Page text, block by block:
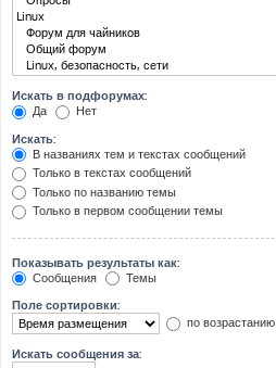
Искать в подфорумах:
Да
Нет
Искать:
В названиях тем и текстах сообщений
Только в текстах сообщений
Только по названию темы
Только в первом сообщении темы
Показывать результаты как:
Сообщения
Темы
Поле сортировки:
по возрастанию
Искать сообщения за: